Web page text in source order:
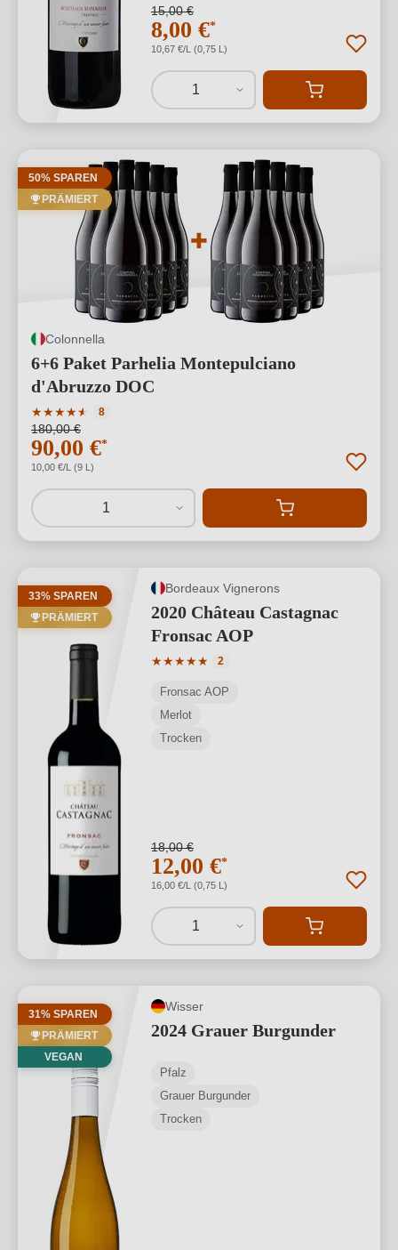
15,00 €
8,00 €*
10,67 €/L (0,75 L)
1
50% SPAREN
PRÄMIERT
Colonnella
6+6 Paket Parhelia Montepulciano
d'Abruzzo DOC
★★★★★
★
Durchschnittliche Bewertung von 4.25 von 5 Sternen
8
180,00 €
90,00 €*
10,00 €/L (9 L)
1
33% SPAREN
PRÄMIERT
Bordeaux Vignerons
2020 Château Castagnac
Fronsac AOP
★★★★★
Durchschnittliche Bewertung von 5
2
Fronsac AOP
Merlot
Trocken
18,00 €
12,00 €*
16,00 €/L (0,75 L)
1
31% SPAREN
PRÄMIERT
VEGAN
Wisser
2024 Grauer Burgunder
Pfalz
Grauer Burgunder
Trocken